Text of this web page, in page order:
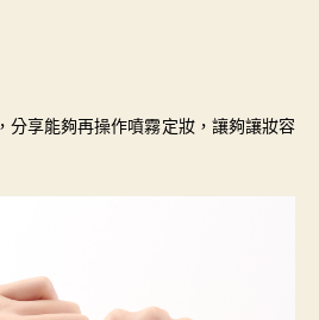
分享能夠再操作噴霧定妝，讓夠讓妝容